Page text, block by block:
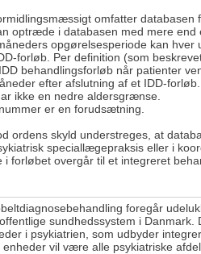
omfatter databasen
optræde i databasen med mere end
opgørelsesperiode kan
forløb. Per definition (som
behandlingsforløb når patienter
efter afslutning af et IDD-forløb.
ikke en nedre aldersgrænse.
er en forudsætning.
ordens skyld understreges, at
speciallægepraksis eller i
i forløbet overgår til et integreret
foregår
sundhedssystem i Danmark.
i psykiatrien, som udbyder
enheder vil være alle psykiatriske